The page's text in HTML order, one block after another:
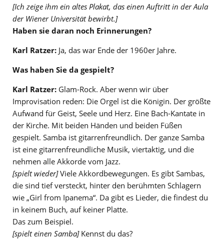
[Ich zeige ihm ein altes Plakat, das einen Auftritt in der Aula
der Wiener Universität bewirbt.]
Haben sie daran noch Erinnerungen?
Karl Ratzer: Ja, das war Ende der 1960er Jahre.
Was haben Sie da gespielt?
Karl Ratzer: Glam-Rock. Aber wenn wir über
Improvisation reden: Die Orgel ist die Königin. Der größte
Aufwand für Geist, Seele und Herz. Eine Bach-Kantate in
der Kirche. Mit beiden Händen und beiden Füßen
gespielt. Samba ist gitarrenfreundlich. Der ganze Samba
ist eine gitarrenfreundliche Musik, viertaktig, und die
nehmen alle Akkorde vom Jazz.
[spielt wieder]Viele Akkordbewegungen. Es gibt Sambas,
die sind tief versteckt, hinter den berühmten Schlagern
wie „Girl from Ipanema“. Da gibt es Lieder, die findest du
in keinem Buch, auf keiner Platte.
Das zum Beispiel.
[spielt einen Samba]Kennst du das?